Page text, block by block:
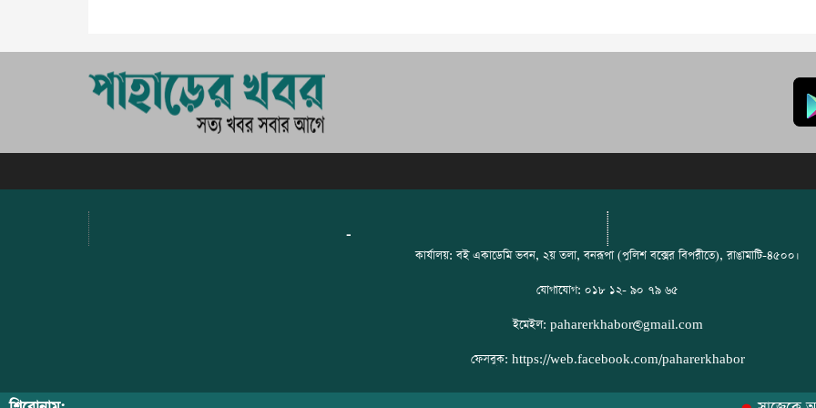
-
কার্যালয়: বই একাডেমি ভবন, ২য় তলা, বনরূপা (পুলিশ বক্সের বিপরীতে), রাঙামাটি-৪৫০০।
যোগাযোগ: ০১৮ ১২- ৯০ ৭৯ ৬৫
ইমেইল: paharerkhabor@gmail.com
ফেসবুক: https://web.facebook.com/paharerkhabor